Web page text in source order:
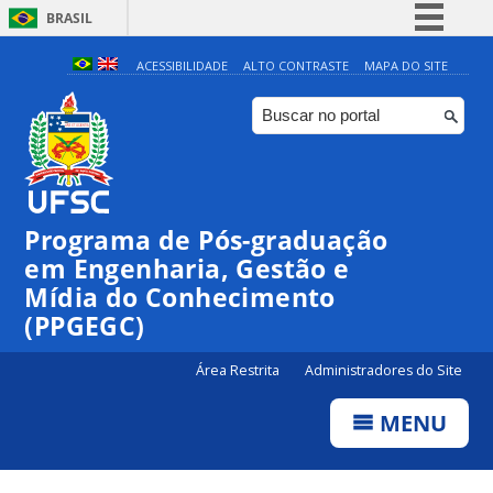
BRASIL
Simplifique!
Comunica BR
Participe
Canais
ACESSIBILIDADE ALTO CONTRASTE MAPA DO SITE
Programa de Pós-graduação
em Engenharia, Gestão e
Mídia do Conhecimento
(PPGEGC)
Área Restrita Administradores do Site
MENU